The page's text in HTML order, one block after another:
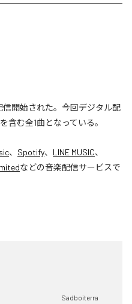
信開始された。今回デジタル配
含む全1曲となっている。
、 Spotify、 LINE MUSIC、
などの音楽配信サービスで
Sadboiterra